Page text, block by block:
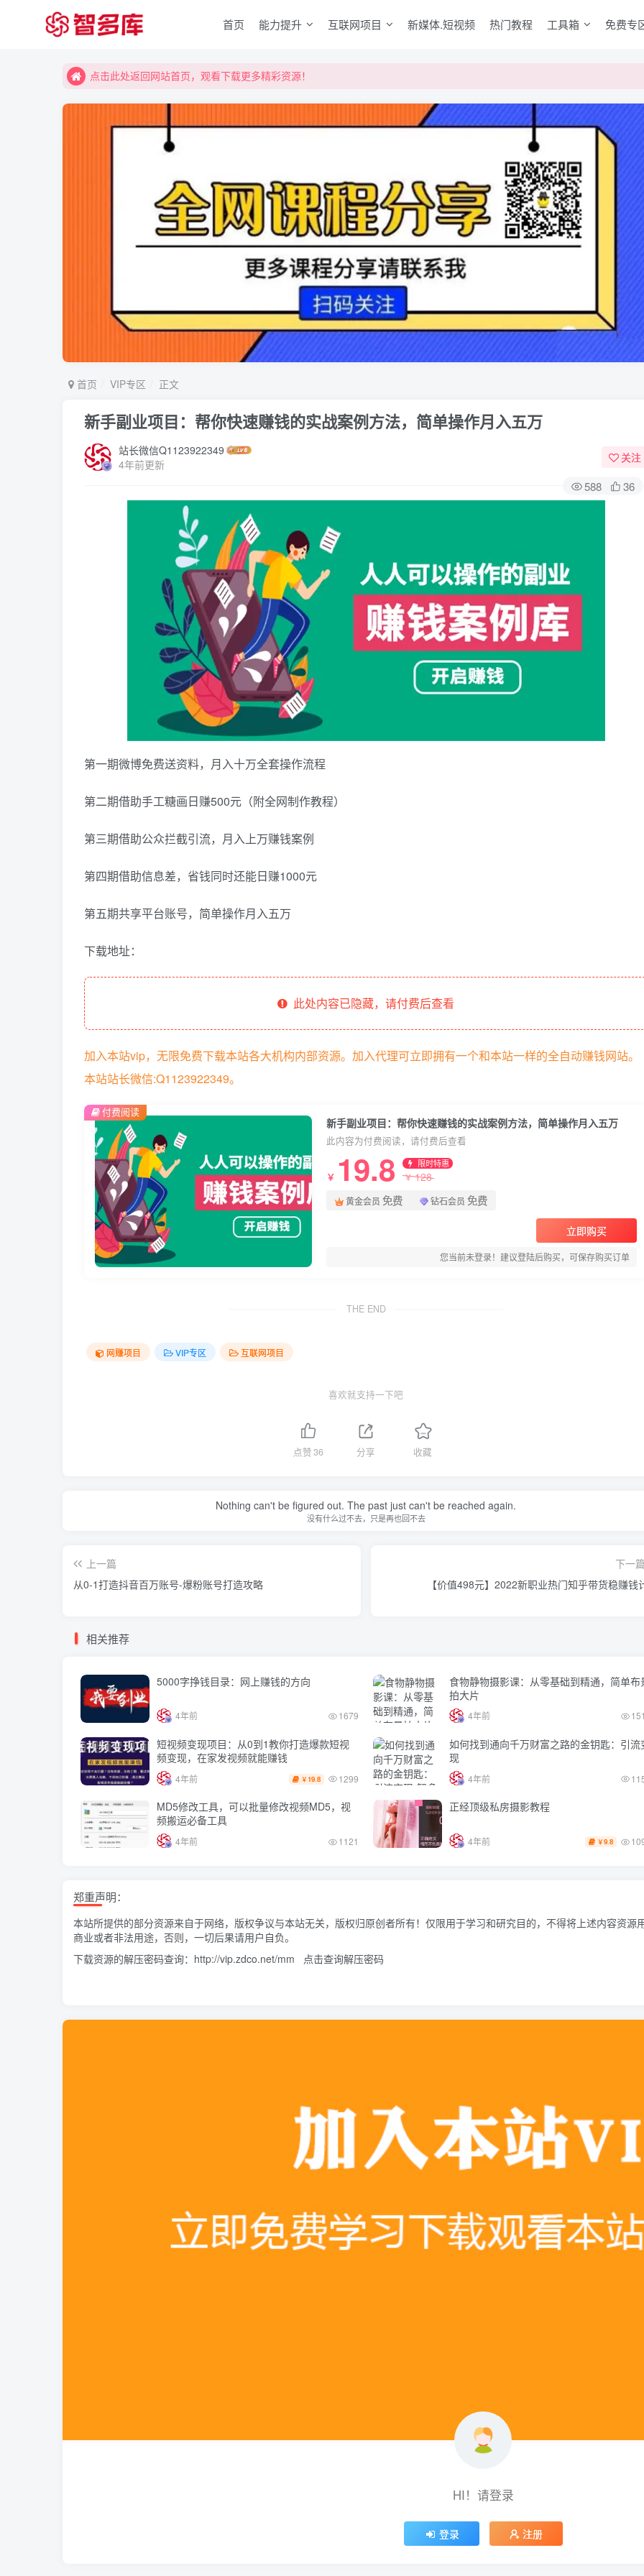
首页 能力提升 互联网项目 新媒体.短视频 热门教程 工具箱 免费专
点击此处返回网站首页，观看下载更多精彩资源！
点击此处返回网站首页，观看下载更多精彩资源！
首页 VIP专区 正文
新手副业项目：帮你快速赚钱的实战案例方法，简单操作月入五万
站长微信Q1123922349
4年前更新
关注
588 36
第一期微博免费送资料，月入十万全套操作流程
第二期借助手工糖画日赚500元（附全网制作教程）
第三期借助公众拦截引流，月入上万赚钱案例
第四期借助信息差，省钱同时还能日赚1000元
第五期共享平台账号，简单操作月入五万
下载地址：
此处内容已隐藏，请付费后查看
加入本站vip，无限免费下载本站各大机构内部资源。加入代理可立即拥有一个和本站一样的全自动赚钱网站。
本站站长微信:Q1123922349。
新手副业项目：帮你快速赚钱的实战案例方法，简单操作月入五万
此内容为付费阅读，请付费后查看
￥ 19.8 限时特惠
￥128
黄金会员 免费 钻石会员 免费
立即购买
您当前未登录！建议登陆后购买，可保存购买订单
付费阅读
THE END
网赚项目 VIP专区 互联网项目
喜欢就支持一下吧
点赞36 分享 收藏
Nothing can't be figured out. The past just can't be reached again.
没有什么过不去，只是再也回不去
上一篇
从0-1打造抖音百万账号-爆粉账号打造攻略
下一篇
【价值498元】2022新职业热门知乎带货稳赚钱
相关推荐
5000字挣钱目录：网上赚钱的方向
4年前 1679
食物静物摄影课：从零基础到精通，简单布
拍大片
4年前
短视频变现项目：从0到1教你打造爆款短视
频变现，在家发视频就能赚钱
4年前 ￥ 19.8 1299
如何找到通向千万财富之路的金钥匙：引流
现
4年前
MD5修改工具，可以批量修改视频MD5，视
频搬运必备工具
4年前 1121
正经顶级私房摄影教程
4年前 ￥9.8
郑重声明：
本站所提供的部分资源来自于网络，版权争议与本站无关，版权归原创者所有！仅限用于学习和研究目的，不得将上述内容资源
商业或者非法用途，否则，一切后果请用户自负。
下载资源的解压密码查询： http://vip.zdco.net/mm 点击查询解压密码
HI！请登录
登录 注册